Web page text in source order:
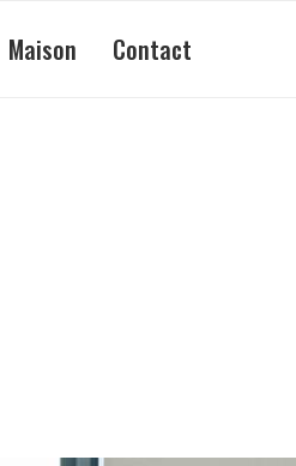
Maison Contact